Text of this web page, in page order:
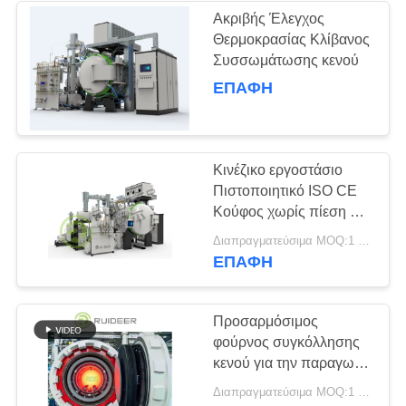
Υψηλής
θερμοκρασίας κενός
φούρνος
38
Κενός φούρνος
θερμικής
επεξεργασίας
43
Ακριβής Έλεγχος
Θερμοκρασίας Κλίβανος
Συσσωμάτωσης κενού
ΕΠΑΦΉ
Κινέζικο εργοστάσιο
Πιστοποιητικό ISO CE
Κούφος χωρίς πίεση με
μέγιστη θερμοκρασία
λειτουργίας 2500C
Διαπραγματεύσιμα MOQ:1 σύνολο
ΕΠΑΦΉ
Προσαρμόσιμος
φούρνος συγκόλλησης
κενού για την παραγωγή
μεταλλουργίας σκόνης
Διαπραγματεύσιμα MOQ:1 σύνολο